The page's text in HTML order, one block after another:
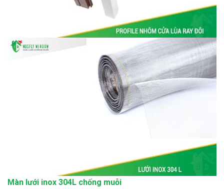
Màn lưới inox 304L chống muỗi